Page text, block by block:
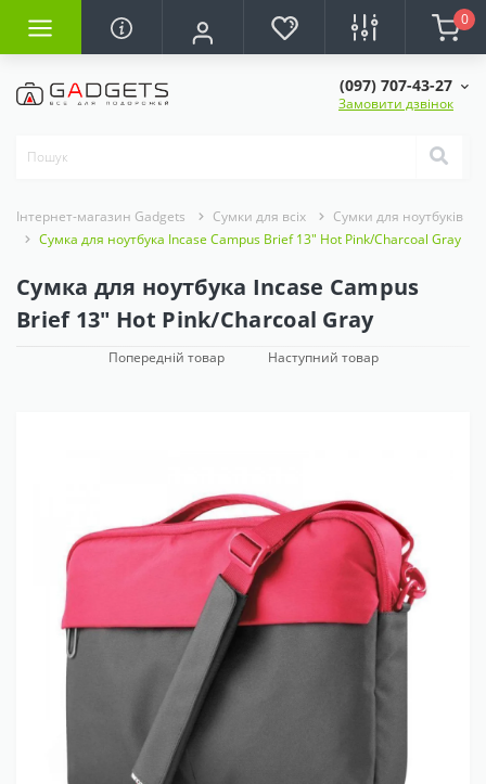
0
(097) 707-43-27
Замовити дзвінок
Інтернет-магазин Gadgets Сумки для всіх
Сумки для ноутбуків
Сумка для ноутбука Incase Campus Brief 13" Hot Pink/Charcoal Gray
Сумка для ноутбука Incase Campus
Brief 13" Hot Pink/Charcoal Gray
Попередній товар Наступний товар